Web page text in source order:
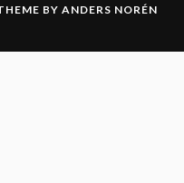
BY ANDERS NORÉN